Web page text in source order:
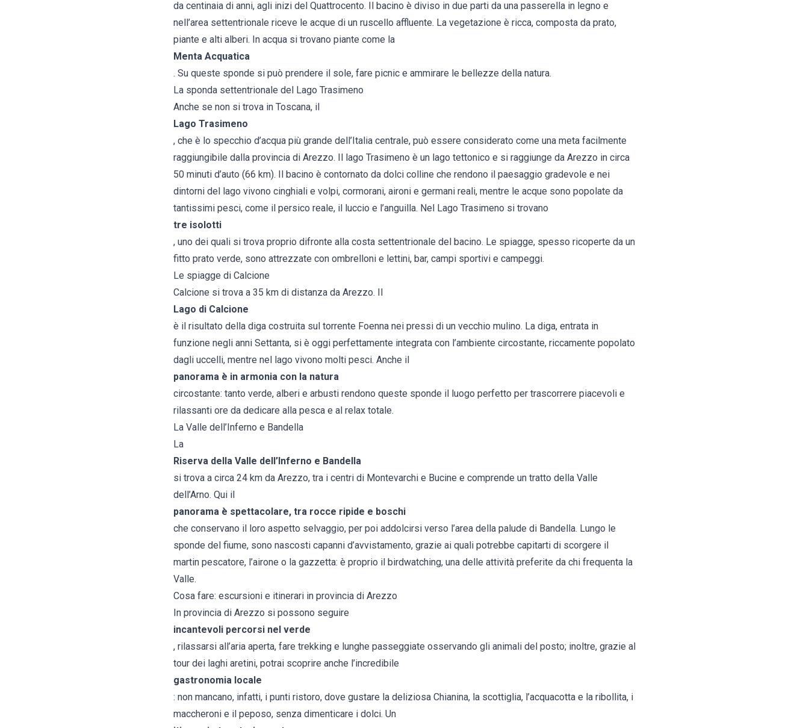
da centinaia di anni, agli inizi del Quattrocento. Il bacino è diviso in due parti da una passerella in legno e
nell’area settentrionale riceve le acque di un ruscello affluente. La vegetazione è ricca, composta da prato,
piante e alti alberi. In acqua si trovano piante come la
Menta Acquatica
. Su queste sponde si può prendere il sole, fare picnic e ammirare le bellezze della natura.
La sponda settentrionale del Lago Trasimeno
Anche se non si trova in Toscana, il
Lago Trasimeno
, che è lo specchio d’acqua più grande dell’Italia centrale, può essere considerato come una meta facilmente
raggiungibile dalla provincia di Arezzo. Il lago Trasimeno è un lago tettonico e si raggiunge da Arezzo in circa
50 minuti d’auto (66 km). Il bacino è contornato da dolci colline che rendono il paesaggio gradevole e nei
dintorni del lago vivono cinghiali e volpi, cormorani, aironi e germani reali, mentre le acque sono popolate da
tantissimi pesci, come il persico reale, il luccio e l’anguilla. Nel Lago Trasimeno si trovano
tre isolotti
, uno dei quali si trova proprio difronte alla costa settentrionale del bacino. Le spiagge, spesso ricoperte da un
fitto prato verde, sono attrezzate con ombrelloni e lettini, bar, campi sportivi e campeggi.
Le spiagge di Calcione
Calcione si trova a 35 km di distanza da Arezzo. Il
Lago di Calcione
è il risultato della diga costruita sul torrente Foenna nei pressi di un vecchio mulino. La diga, entrata in
funzione negli anni Settanta, si è oggi perfettamente integrata con l’ambiente circostante, riccamente popolato
dagli uccelli, mentre nel lago vivono molti pesci. Anche il
panorama è in armonia con la natura
circostante: tanto verde, alberi e arbusti rendono queste sponde il luogo perfetto per trascorrere piacevoli e
rilassanti ore da dedicare alla pesca e al relax totale.
La Valle dell’Inferno e Bandella
La
Riserva della Valle dell’Inferno e Bandella
si trova a circa 24 km da Arezzo, tra i centri di Montevarchi e Bucine e comprende un tratto della Valle
dell’Arno. Qui il
panorama è spettacolare, tra rocce ripide e boschi
che conservano il loro aspetto selvaggio, per poi addolcirsi verso l’area della palude di Bandella. Lungo le
sponde del fiume, sono nascosti capanni d’avvistamento, grazie ai quali potrebbe capitarti di scorgere il
martin pescatore, l’airone o la gazzetta: è proprio il birdwatching, una delle attività preferite da chi frequenta la
Valle.
Cosa fare: escursioni e itinerari in provincia di Arezzo
In provincia di Arezzo si possono seguire
incantevoli percorsi nel verde
, rilassarsi all’aria aperta, fare trekking e lunghe passeggiate osservando gli animali del posto; inoltre, grazie al
tour dei laghi aretini, potrai scoprire anche l’incredibile
gastronomia locale
: non mancano, infatti, i punti ristoro, dove gustare la deliziosa Chianina, la scottiglia, l’acquacotta e la ribollita, i
maccheroni e il peposo, senza dimenticare i dolci. Un